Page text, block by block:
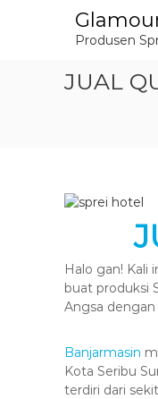
Produsen
JUAL
Halo gan! Kali
buat produksi
Angsa
Banjarmasin
Kota Seribu
terdiri dari